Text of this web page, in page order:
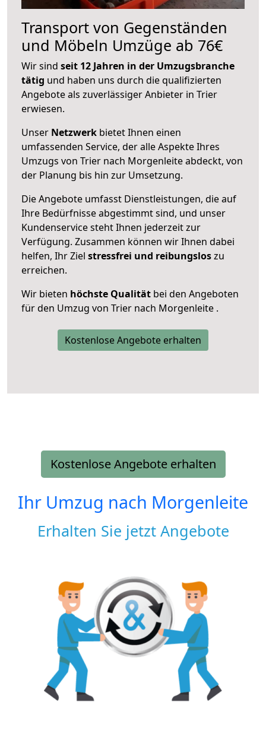
Transport von Gegenständen
und Möbeln Umzüge ab 76€
Wir sind seit 12 Jahren in der Umzugsbranche
tätig und haben uns durch die qualifizierten
Angebote als zuverlässiger Anbieter in Trier
erwiesen.
Unser Netzwerk bietet Ihnen einen
umfassenden Service, der alle Aspekte Ihres
Umzugs von Trier nach Morgenleite abdeckt, von
der Planung bis hin zur Umsetzung.
Die Angebote umfasst Dienstleistungen, die auf
Ihre Bedürfnisse abgestimmt sind, und unser
Kundenservice steht Ihnen jederzeit zur
Verfügung. Zusammen können wir Ihnen dabei
helfen, Ihr Ziel stressfrei und reibungsloszu
erreichen.
Wir bieten höchste Qualität bei den Angeboten
für den Umzug von Trier nach Morgenleite .
Kostenlose Angebote erhalten
Kostenlose Angebote erhalten
Ihr Umzug nach Morgenleite
Erhalten Sie jetzt Angebote